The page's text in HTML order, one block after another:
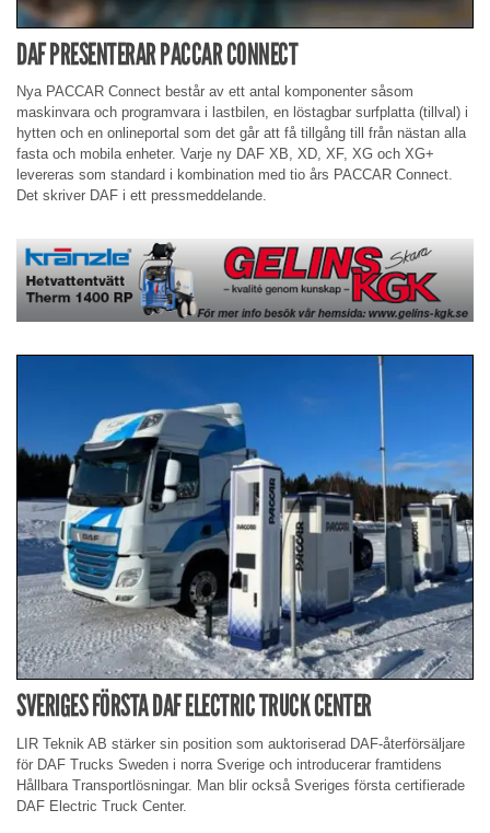
DAF PRESENTERAR PACCAR CONNECT
Nya PACCAR Connect består av ett antal komponenter såsom
maskinvara och programvara i lastbilen, en löstagbar surfplatta (tillval) i
hytten och en onlineportal som det går att få tillgång till från nästan alla
fasta och mobila enheter. Varje ny DAF XB, XD, XF, XG och XG+
levereras som standard i kombination med tio års PACCAR Connect.
Det skriver DAF i ett pressmeddelande.
SVERIGES FÖRSTA DAF ELECTRIC TRUCK CENTER
LIR Teknik AB stärker sin position som auktoriserad DAF-återförsäljare
för DAF Trucks Sweden i norra Sverige och introducerar framtidens
Hållbara Transportlösningar. Man blir också Sveriges första certifierade
DAF Electric Truck Center.